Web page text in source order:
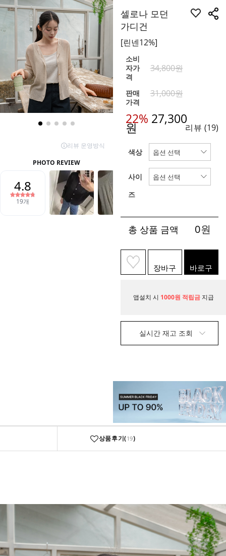
셀로나 모던
가디건
[린넨12%]
소비
자가
격
34,800원
판매
가격
31,000원
22% 27,300
원 리뷰 (19)
색상
사이
즈
총 상품 금액 0원
장바구
니
바로구
매
앱설치 시 1000원 적립금 지급
실시간 재고 조회
상품후기(19)